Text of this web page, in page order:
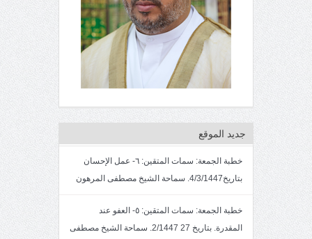
جديد الموقع
خطبة الجمعة: سمات المتقين: ٦- عمل الإحسان
بتاريخ4/3/1447. سماحة الشيخ مصطفى المرهون
خطبة الجمعة: سمات المتقين: ٥- العفو عند
المقدرة. بتاريخ 27 2/1447. سماحة الشيخ مصطفى